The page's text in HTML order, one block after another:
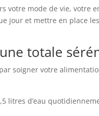
votre mode de vie, votre
jour et mettre en place
totale
soigner votre
litres d’eau